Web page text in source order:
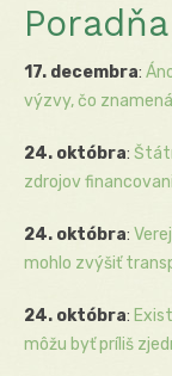
Poradňa
17. decembra:
výzvy, čo
24. októbra:
zdrojov
24. októbra:
mohlo zvýšiť
24. októbra:
môžu byť príliš